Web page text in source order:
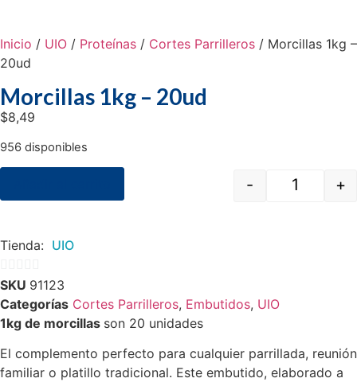
Inicio / UIO / Proteínas / Cortes Parrilleros / Morcillas 1kg –
20ud
Morcillas 1kg – 20ud
$8,49
956 disponibles
- +
Tienda: UIO
0
de
5
SKU 91123
Categorías Cortes Parrilleros, Embutidos, UIO
1kg de morcillas son 20 unidades
El complemento perfecto para cualquier parrillada, reunión
familiar o platillo tradicional. Este embutido, elaborado a